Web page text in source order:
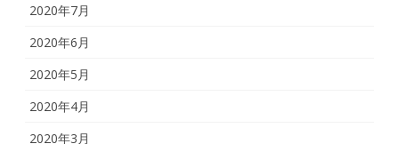
2020年7月
2020年6月
2020年5月
2020年4月
2020年3月